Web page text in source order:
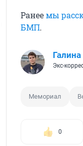
Ранеемы
БМП.
Экс-
Мемориал
0